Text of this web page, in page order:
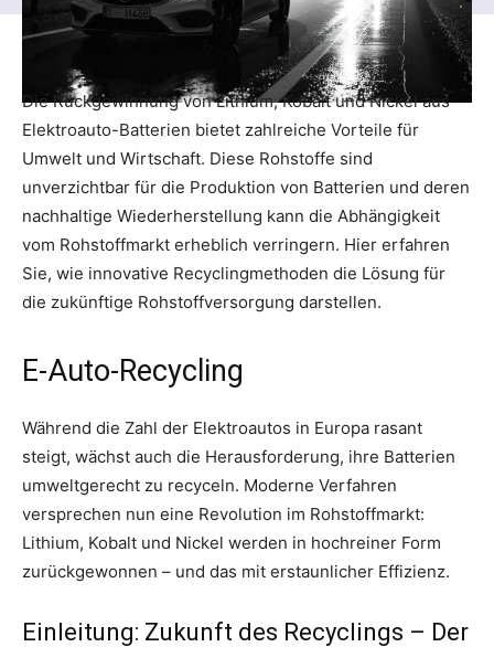
Die Rückgewinnung von Lithium, Kobalt und Nickel aus
Elektroauto-Batterien bietet zahlreiche Vorteile für
Umwelt und Wirtschaft. Diese Rohstoffe sind
unverzichtbar für die Produktion von Batterien und deren
nachhaltige Wiederherstellung kann die Abhängigkeit
vom Rohstoffmarkt erheblich verringern. Hier erfahren
Sie, wie innovative Recyclingmethoden die Lösung für
die zukünftige Rohstoffversorgung darstellen.
E-Auto-Recycling
Während die Zahl der Elektroautos in Europa rasant
steigt, wächst auch die Herausforderung, ihre Batterien
umweltgerecht zu recyceln. Moderne Verfahren
versprechen nun eine Revolution im Rohstoffmarkt:
Lithium, Kobalt und Nickel werden in hochreiner Form
zurückgewonnen – und das mit erstaunlicher Effizienz.
Einleitung: Zukunft des Recyclings – Der